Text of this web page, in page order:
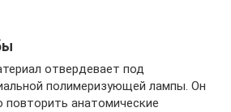
отвердевает под
полимеризующей лампы. Он
повторить анатомические